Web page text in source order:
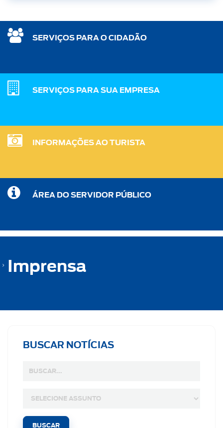
SERVIÇOS PARA O CIDADÃO
SERVIÇOS PARA SUA EMPRESA
INFORMAÇÕES AO TURISTA
ÁREA DO SERVIDOR PÚBLICO
Imprensa
BUSCAR NOTÍCIAS